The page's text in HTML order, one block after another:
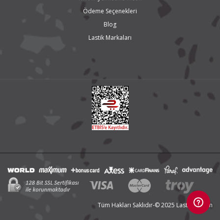
Ödeme Seçenekleri
Blog
Lastik Markaları
Tüm Hakları Saklıdır-© 2025 LastikTR.com